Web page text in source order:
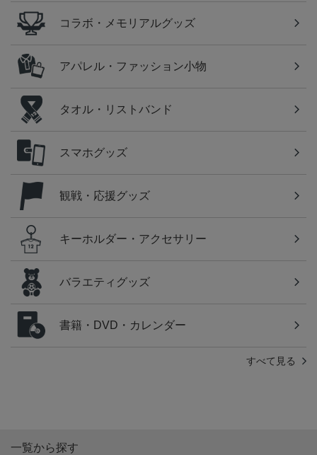
コラボ・メモリアルグッズ
アパレル・ファッション小物
タオル・リストバンド
スマホグッズ
観戦・応援グッズ
キーホルダー・アクセサリー
バラエティグッズ
書籍・DVD・カレンダー
すべて見る
一覧から探す